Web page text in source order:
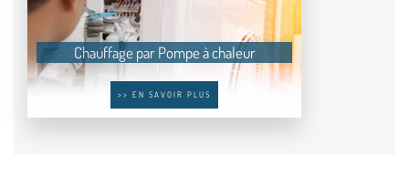
Chauffage par Pompe à chaleur
>> EN SAVOIR PLUS